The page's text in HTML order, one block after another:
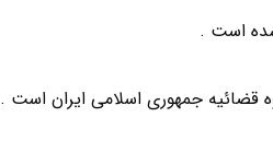
است .
قضائیه جمهوری اسلامی ایران است .